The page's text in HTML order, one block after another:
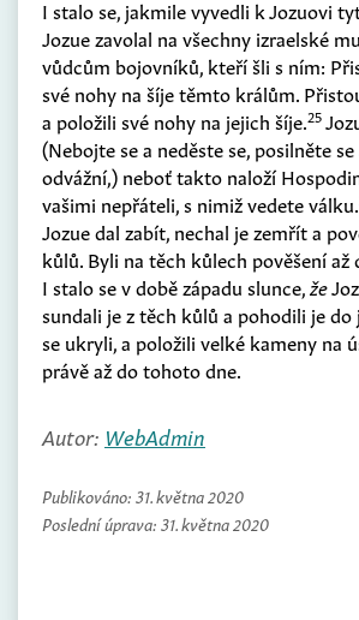
I stalo se, jakmile vyvedli k Jozuovi
Jozue zavolal na všechny izraelské
vůdcům bojovníků, kteří šli s ním:
své nohy na šíje těmto králům.
a položili své nohy na jejich šíje.25
(Nebojte se a neděste se, posilněte
odvážní,) neboť takto naloží
vašimi nepřáteli, s nimiž vedete válku.
Jozue dal zabít, nechal je zemřít a
kůlů. Byli na těch kůlech pověšení až
I stalo se v době západu slunce,že
sundali je z těch kůlů a pohodili je do
se ukryli, a položili velké kameny na
právě až do tohoto dne.
Autor: WebAdmin
Publikováno: 31. května 2020
Poslední úprava: 31. května 2020